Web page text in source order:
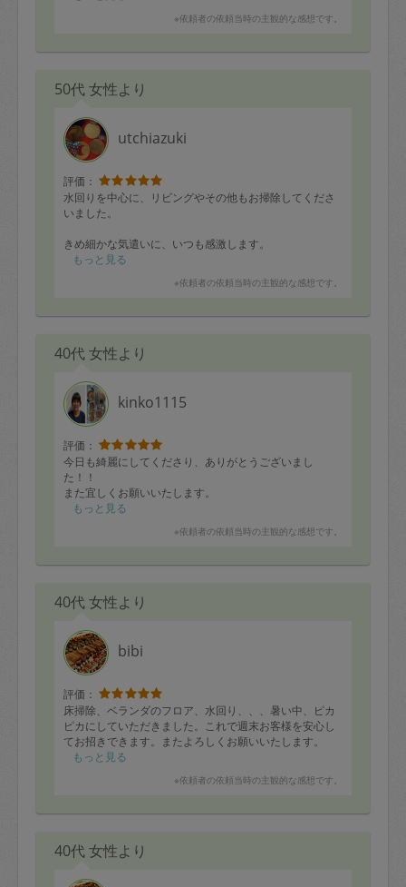
※依頼者の依頼当時の主観的な感想です。
50代 女性より
utchiazuki
評価：
水回りを中心に、リビングやその他もお掃除してくださ
いました。
きめ細かな気遣いに、いつも感激します。
また、どうぞよろしくお願い致します。
もっと見る
※依頼者の依頼当時の主観的な感想です。
40代 女性より
kinko1115
評価：
今日も綺麗にしてくださり、ありがとうございまし
た！！
また宜しくお願いいたします。
もっと見る
※依頼者の依頼当時の主観的な感想です。
40代 女性より
bibi
評価：
床掃除、ベランダのフロア、水回り、、、暑い中、ピカ
ピカにしていただきました。これで週末お客様を安心し
てお招きできます。またよろしくお願いいたします。
もっと見る
※依頼者の依頼当時の主観的な感想です。
40代 女性より